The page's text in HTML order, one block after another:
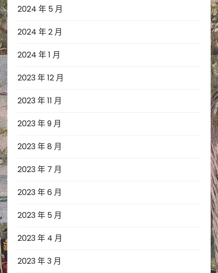
2024 年 5 月
2024 年 2 月
2024 年 1 月
2023 年 12 月
2023 年 11 月
2023 年 9 月
2023 年 8 月
2023 年 7 月
2023 年 6 月
2023 年 5 月
2023 年 4 月
2023 年 3 月